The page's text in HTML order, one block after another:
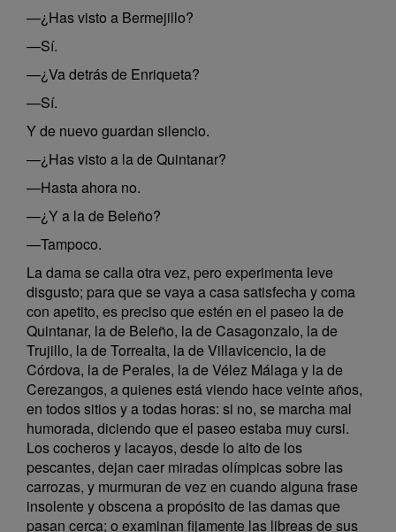
—¿Has visto a Bermejillo?
—Sí.
—¿Va detrás de Enriqueta?
—Sí.
Y de nuevo guardan silencio.
—¿Has visto a la de Quintanar?
—Hasta ahora no.
—¿Y a la de Beleño?
—Tampoco.
La dama se calla otra vez, pero experimenta leve
disgusto; para que se vaya a casa satisfecha y coma
con apetito, es preciso que estén en el paseo la de
Quintanar, la de Beleño, la de Casagonzalo, la de
Trujillo, la de Torrealta, la de Villavicencio, la de
Córdova, la de Perales, la de Vélez Málaga y la de
Cerezangos, a quienes está viendo hace veinte años,
en todos sitios y a todas horas: si no, se marcha mal
humorada, diciendo que el paseo estaba muy cursi.
Los cocheros y lacayos, desde lo alto de los
pescantes, dejan caer miradas olímpicas sobre las
carrozas, y murmuran de vez en cuando alguna frase
insolente y obscena a propósito de las damas que
pasan cerca; o examinan fijamente las libreas de sus